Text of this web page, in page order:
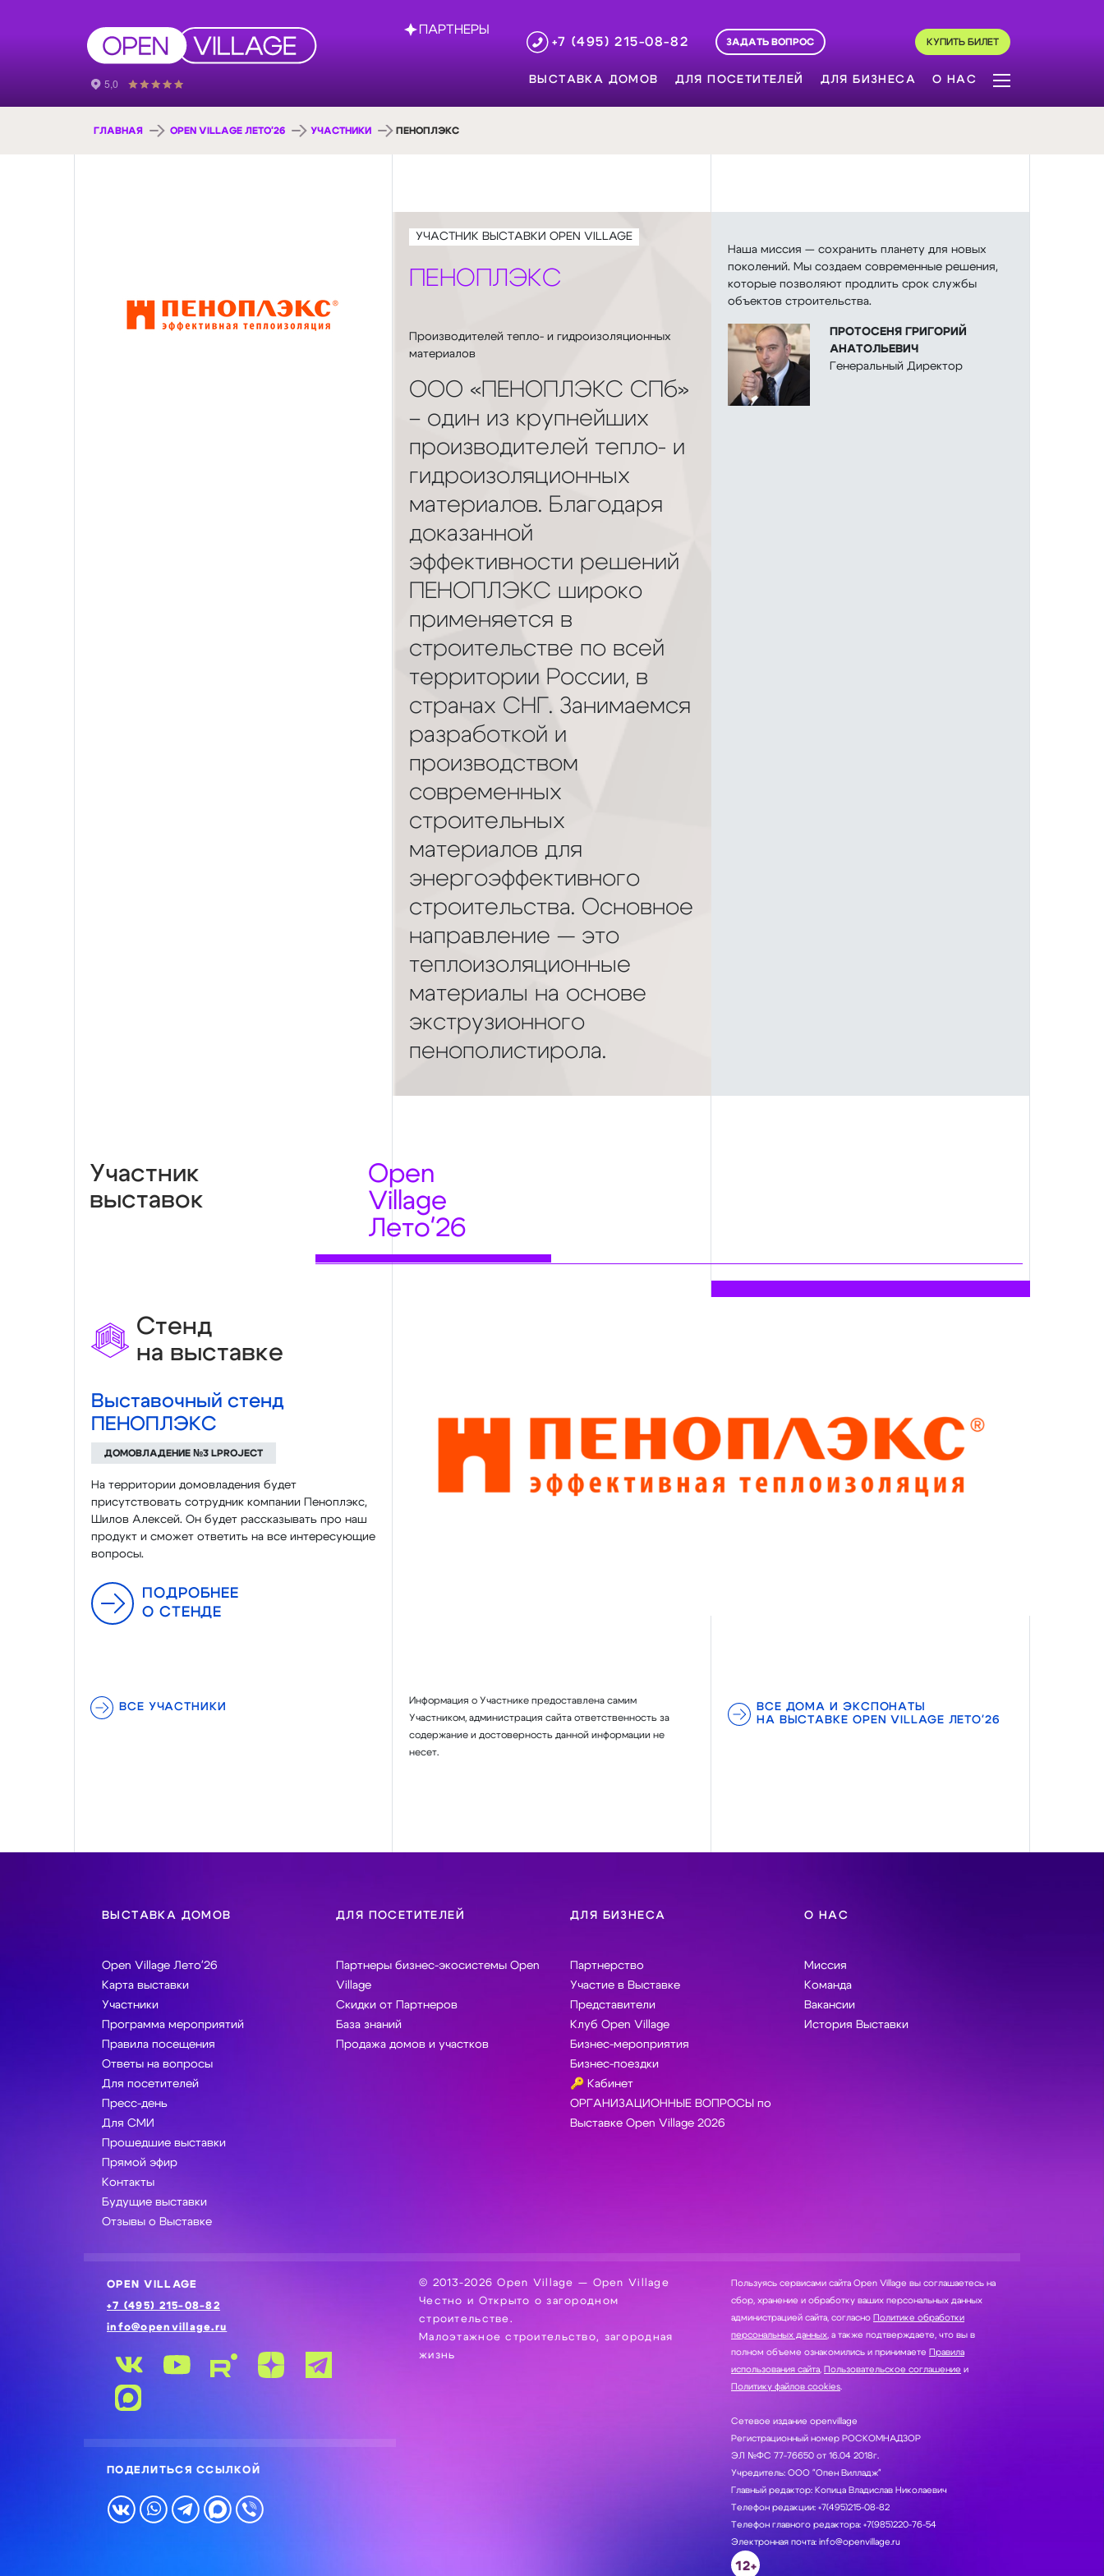
ПАРТНЕРЫ
+7 (495) 215-08-82
ЗАДАТЬ ВОПРОС КУПИТЬ БИЛЕТ
ВЫСТАВКА ДОМОВ ДЛЯ ПОСЕТИТЕЛЕЙ ДЛЯ БИЗНЕСА О НАС
ГЛАВНАЯ OPEN VILLAGE ЛЕТО'26 УЧАСТНИКИ ПЕНОПЛЭКС
УЧАСТНИК ВЫСТАВКИ OPEN VILLAGE
ПЕНОПЛЭКС
Производителей тепло- и гидроизоляционных
материалов
ООО «ПЕНОПЛЭКС СПб»
– один из крупнейших
производителей тепло- и
гидроизоляционных
материалов. Благодаря
доказанной
эффективности решений
ПЕНОПЛЭКС широко
применяется в
строительстве по всей
территории России, в
странах СНГ. Занимаемся
разработкой и
производством
современных
строительных
материалов для
энергоэффективного
строительства. Основное
направление — это
теплоизоляционные
материалы на основе
экструзионного
пенополистирола.
Наша миссия — сохранить планету для новых
поколений. Мы создаем современные решения,
которые позволяют продлить срок службы
объектов строительства.
ПРОТОСЕНЯ ГРИГОРИЙ
АНАТОЛЬЕВИЧ
Генеральный Директор
Участник
выставок
Open
Village
Лето'26
Стенд
на выставке
Выставочный стенд
ПЕНОПЛЭКС
ДОМОВЛАДЕНИЕ №3 LPROJECT
На территории домовладения будет
присутствовать сотрудник компании Пеноплэкс,
Шилов Алексей. Он будет рассказывать про наш
продукт и сможет ответить на все интересующие
вопросы.
ПОДРОБНЕЕ
О СТЕНДЕ
ВСЕ УЧАСТНИКИ
Информация о Участнике предоставлена самим
Участником, администрация сайта ответственность за
содержание и достоверность данной информации не
несет.
ВСЕ ДОМА И ЭКСПОНАТЫ
НА ВЫСТАВКЕ OPEN VILLAGE ЛЕТО'26
ВЫСТАВКА ДОМОВ
Open Village Лето'26
Карта выставки
Участники
Программа мероприятий
Правила посещения
Ответы на вопросы
Для посетителей
Пресс-день
Для СМИ
Прошедшие выставки
Прямой эфир
Контакты
Будущие выставки
Отзывы о Выставке
ДЛЯ ПОСЕТИТЕЛЕЙ
Партнеры бизнес-экосистемы Open
Village
Скидки от Партнеров
База знаний
Продажа домов и участков
ДЛЯ БИЗНЕСА
Партнерство
Участие в Выставке
Представители
Клуб Open Village
Бизнес-мероприятия
Бизнес-поездки
🔑 Кабинет
ОРГАНИЗАЦИОННЫЕ ВОПРОСЫ по
Выставке Open Village 2026
О НАС
Миссия
Команда
Вакансии
История Выставки
OPEN VILLAGE
+7 (495) 215-08-82
info@openvillage.ru
ПОДЕЛИТЬСЯ ССЫЛКОЙ
© 2013-2026 Open Village — Open Village
Честно и Открыто о загородном
строительстве.
Малоэтажное строительство, загородная
жизнь
Пользуясь сервисами сайта Open Village вы соглашаетесь на
сбор, хранение и обработку ваших персональных данных
администрацией сайта, согласно Политике обработки
персональных данных , а также подтверждаете, что вы в
полном объеме ознакомились и принимаете Правила
использования сайта Пользовательское соглашение и
Политику файлов cookies.
Сетевое издание openvillage
Регистрационный номер РОСКОМНАДЗОР
ЭЛ №ФС 77-76650 от 16.04 2018г.
Учредитель: ООО "Опен Вилладж"
Главный редактор: Копица Владислав Николаевич
Телефон редакции: +7(495)215-08-82
Телефон главного редактора: +7(985)220-76-54
Электронная почта: info@openvillage.ru
12+